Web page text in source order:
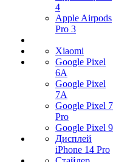
4
Apple Airpods
Pro 3
Xiaomi
Google Pixel
6A
Google Pixel
7А
Google Pixel 7
Pro
Google Pixel 9
Дисплей
iPhone 14 Pro